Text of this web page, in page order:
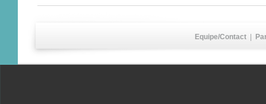
Equipe/Contact